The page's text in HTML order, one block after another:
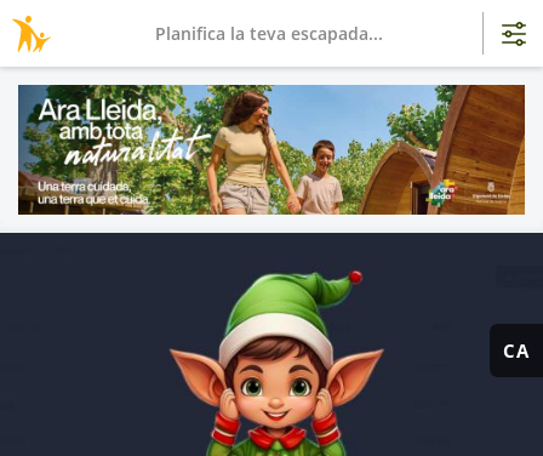
CA
Planifica la teva escapada...